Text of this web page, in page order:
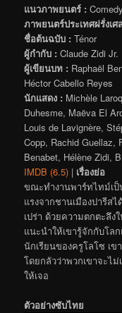
แนวภาพยนตร์ :
ภาพยนตร์ประเทศฝรั่งเศ
ชื่อต้นฉบับ : Ténor
ผู้กำกับ : Claude Zidi Jr.
ผู้เขียนบท : Raphaël
Héctor Cabello Reyes
นักแสดง : Michèle
Duhesme, Maëva El
Louis de Lavignère,
Copp, Rachid Guellaz,
Benabet, Hélène Zidi,
IMDB (6.5) | เรื่องย่อ
ขณะทำงานพาร์ทไทม์เ
แรงจากชานเมืองปารีส
เปร่า ด้วยความตกตะลึ
แนะนำให้เขารู้จักกับโล
นักเรียนของครูโลโซ เ
โดยกลัวว่าพวกเขาจะไม่
ให้เจอ
ตัวอย่างซับไทย